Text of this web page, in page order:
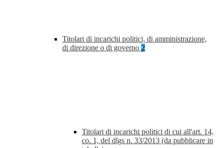
Titolari di incarichi politici, di amministrazione,
di direzione o di governo 2
Titolari di incarichi politici di cui all'art. 14,
co. 1, del dlgs n. 33/2013 (da pubblicare in